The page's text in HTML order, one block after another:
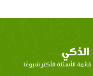
الذكي
الأسئلة الأكثر شيوعًا